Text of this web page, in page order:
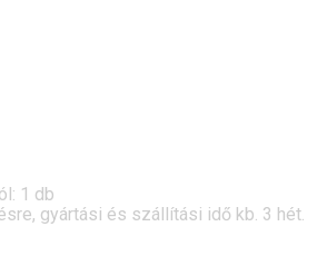
1 db
gyártási és szállítási idő kb. 3 hét.